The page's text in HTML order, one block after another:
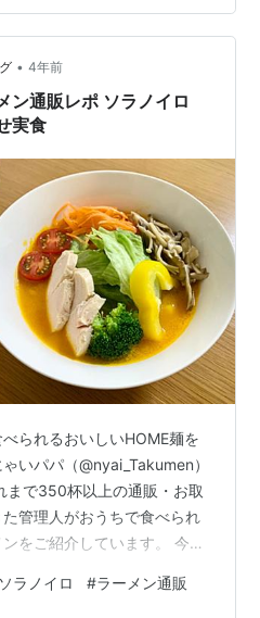
ミシュランガイド」のビブ
る実力を持つ人気店。 「中
肩を並べる2大メニューの1
• 4年前
ン通販レポ ソラノイロ
実食
られるおいしいHOME麺を
いパパ（@nyai_Takumen）
まで350杯以上の通販・お取
管理人がおうちで食べられ
をご紹介しています。 今回
イロ』より「ベジソバ」を
ソラノイロ #ラーメン通販